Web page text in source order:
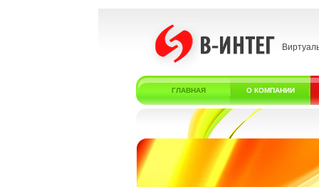
ГЛАВНАЯ О КОМПАНИИ